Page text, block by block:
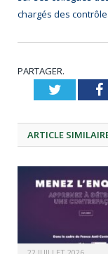
chargés des
PARTAGER.
Twitter
ARTICLE